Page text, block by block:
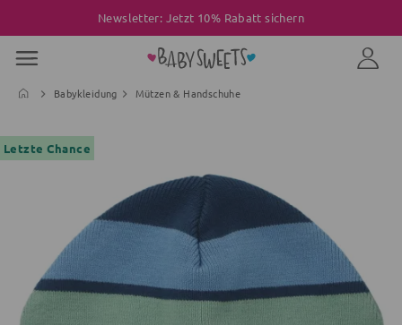
Newsletter: Jetzt 10% Rabatt sichern
Babykleidung Mützen & Handschuhe
Letzte Chance